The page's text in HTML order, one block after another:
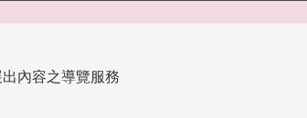
內容之導覽服務